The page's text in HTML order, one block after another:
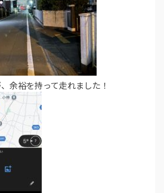
余裕を持って走れました！